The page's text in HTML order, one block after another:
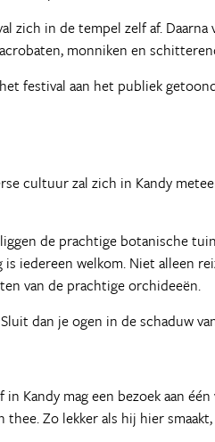
zich in de tempel zelf af.
monniken en
festival aan het publiek
cultuur zal zich in Kandy
de prachtige botanische
iedereen welkom. Niet alleen
van de prachtige orchideeën.
dan je ogen in de schaduw
Kandy mag een bezoek aan
Zo lekker als hij hier